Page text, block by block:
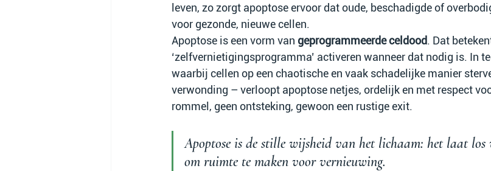
leven, zo zorgt apoptose ervoor dat oude, beschadigde of
voor gezonde, nieuwe cellen.
Apoptose is een vorm van geprogrammeerde celdood. Dat
‘zelfvernietigingsprogramma’ activeren wanneer dat nodig is. In
waarbij cellen op een chaotische en vaak schadelijke manier
verwonding – verloopt apoptose netjes, ordelijk en met respect
rommel, geen ontsteking, gewoon een rustige exit.
Apoptose is de stille wijsheid van het lichaam: het laat
om ruimte te maken voor vernieuwing.